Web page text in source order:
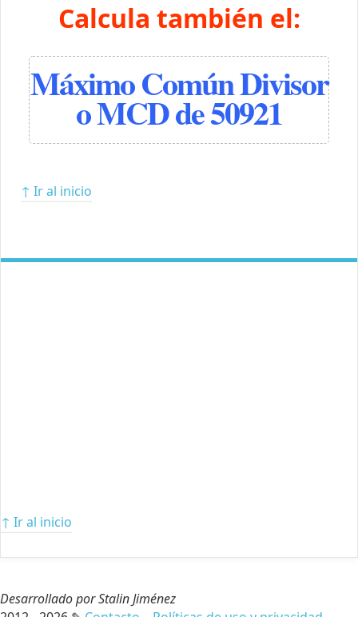
Calcula también el:
Máximo Común Divisor
o MCD de 50921
↑ Ir al inicio
↑ Ir al inicio
Desarrollado por Stalin Jiménez